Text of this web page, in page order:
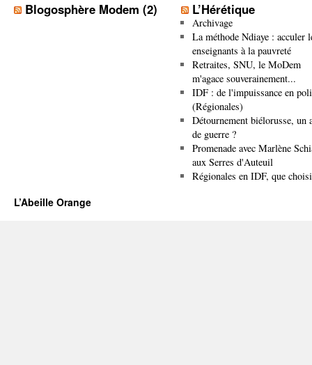
Blogosphère Modem (2) L’Hérétique
Archivage
La méthode Ndiaye : acculer
enseignants à la pauvreté
Retraites, SNU, le MoDem
m'agace souverainement...
IDF : de l'impuissance en
(Régionales)
Détournement biélorusse, un
de guerre ?
Promenade avec Marlène
aux Serres d'Auteuil
Régionales en IDF, que
L’Abeille Orange